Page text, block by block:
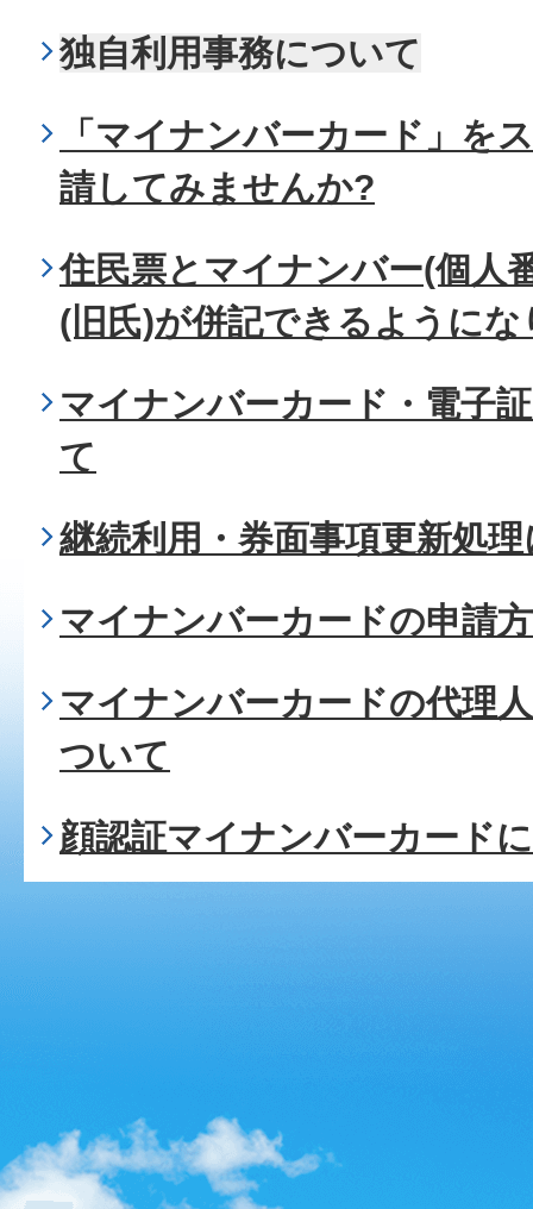
独自利用事務について
「マイナンバーカード」を
請してみませんか?
住民票とマイナンバー(個人
(旧氏)が併記できるようにな
マイナンバーカード・電子
て
継続利用・券面事項更新処
マイナンバーカードの申請
マイナンバーカードの代理
ついて
顔認証マイナンバーカード